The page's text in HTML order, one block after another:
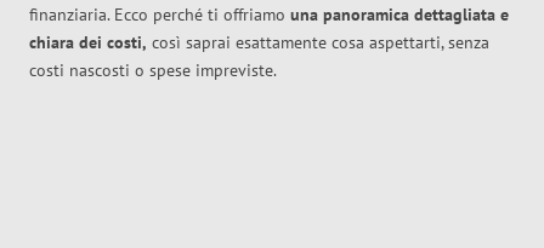
finanziaria. Ecco perché ti offriamo una panoramica dettagliata e
chiara dei costi, così saprai esattamente cosa aspettarti, senza
costi nascosti o spese impreviste.